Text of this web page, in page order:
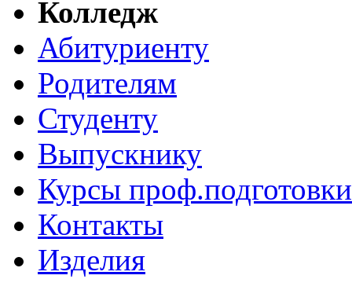
Колледж
Абитуриенту
Родителям
Студенту
Выпускнику
Курсы проф.подготовки
Контакты
Изделия